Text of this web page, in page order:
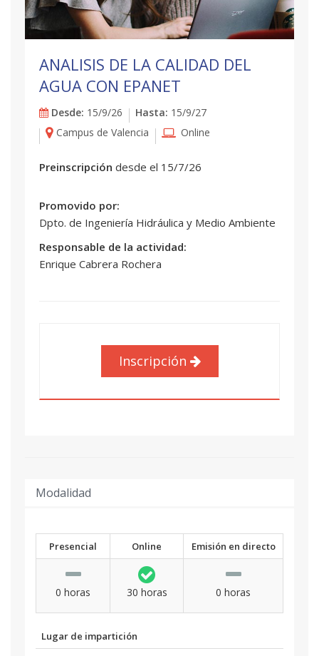
ANALISIS DE LA CALIDAD DEL
AGUA CON EPANET
Desde: 15/9/26 Hasta: 15/9/27
Campus de Valencia
Online
Preinscripción desde el 15/7/26
Promovido por:
Dpto. de Ingeniería Hidráulica y Medio Ambiente
Responsable de la actividad:
Enrique Cabrera Rochera
Inscripción
Modalidad
Presencial Online Emisión en directo
0 horas 30 horas 0 horas
Lugar de impartición